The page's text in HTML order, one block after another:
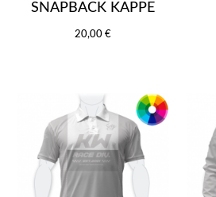
SNAPBACK KAPPE
20,00 €